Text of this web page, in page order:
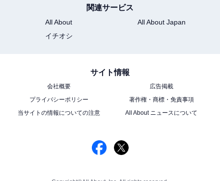
関連サービス
All About
All About Japan
イチオシ
サイト情報
会社概要
広告掲載
プライバシーポリシー
著作権・商標・免責事項
当サイトの情報についての注意
All About ニュースについて